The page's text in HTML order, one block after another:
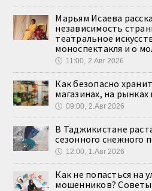
Марьям Исаева
независимость
театральное
моноспектакля и о
🕔 11:00, 2.Авг 2026
Как безопасно
магазинах, на
🕔 09:00, 2.Авг 2026
В Таджикистане
сезонного снежного
🕔 12:00, 1.Авг 2026
Как не попасться на
мошенников? Советы